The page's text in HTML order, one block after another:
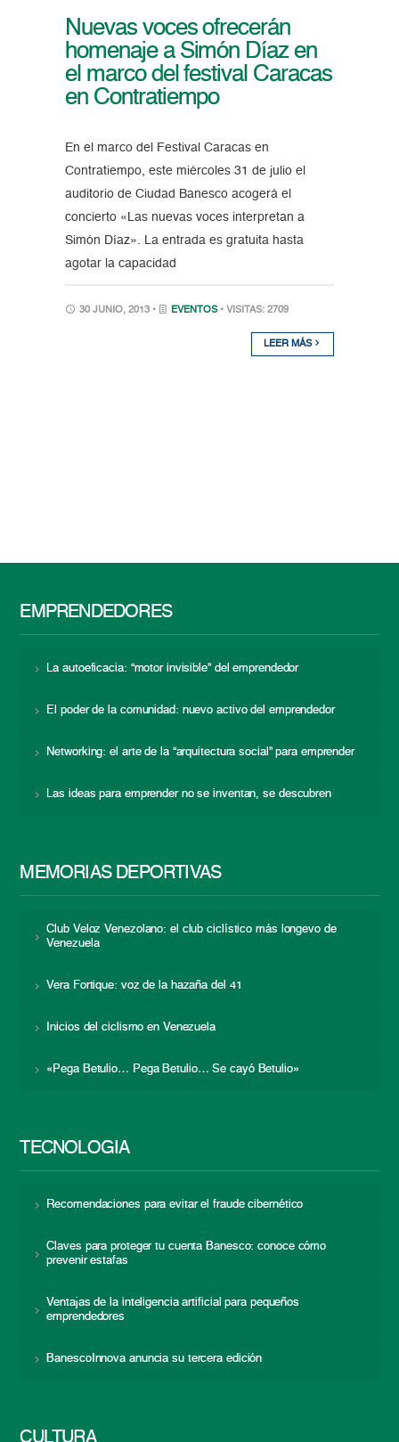
Nuevas voces ofrecerán
homenaje a Simón Díaz en
el marco del festival Caracas
en Contratiempo
En el marco del Festival Caracas en
Contratiempo, este miércoles 31 de julio el
auditorio de Ciudad Banesco acogerá el
concierto «Las nuevas voces interpretan a
Simón Díaz». La entrada es gratuita hasta
agotar la capacidad
30 JUNIO, 2013 • EVENTOS • VISITAS: 2709
LEER MÁS
EMPRENDEDORES
La autoeficacia: “motor invisible” del emprendedor
El poder de la comunidad: nuevo activo del emprendedor
Networking: el arte de la “arquitectura social” para emprender
Las ideas para emprender no se inventan, se descubren
MEMORIAS DEPORTIVAS
Club Veloz Venezolano: el club ciclístico más longevo de
Venezuela
Vera Fortique: voz de la hazaña del 41
Inicios del ciclismo en Venezuela
«Pega Betulio… Pega Betulio… Se cayó Betulio»
TECNOLOGÍA
Recomendaciones para evitar el fraude cibernético
Claves para proteger tu cuenta Banesco: conoce cómo
prevenir estafas
Ventajas de la inteligencia artificial para pequeños
emprendedores
BanescoInnova anuncia su tercera edición
CULTURA